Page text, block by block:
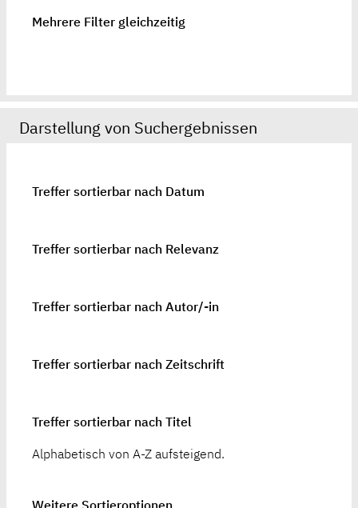
Mehrere Filter gleichzeitig
Darstellung von Suchergebnissen
Treffer sortierbar nach Datum
Treffer sortierbar nach Relevanz
Treffer sortierbar nach Autor/-in
Treffer sortierbar nach Zeitschrift
Treffer sortierbar nach Titel
Alphabetisch von A-Z aufsteigend.
Weitere Sortieroptionen